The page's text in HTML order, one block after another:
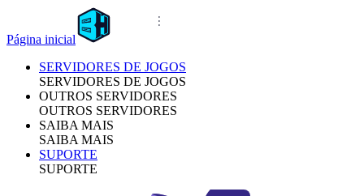
Página inicial
SERVIDORES DE JOGOS
SERVIDORES DE JOGOS
OUTROS SERVIDORES
OUTROS SERVIDORES
SAIBA MAIS
SAIBA MAIS
SUPORTE
SUPORTE